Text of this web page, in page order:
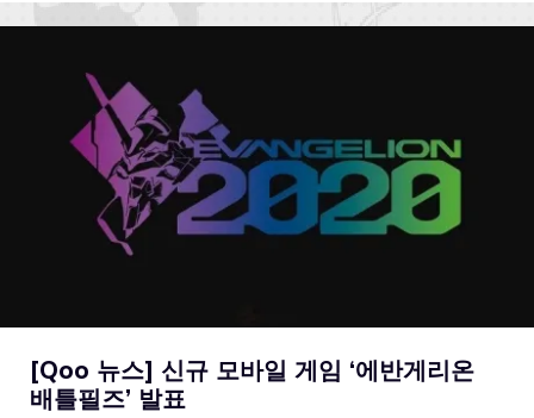
[Qoo 뉴스] 신규 모바일 게임 ‘에반게리온
배틀필즈’ 발표